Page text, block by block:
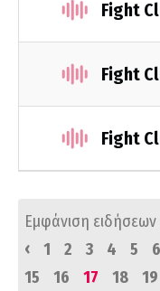
Fight
Fight
Fight
Εμφάνιση ειδήσεων
‹
1 2 3 4 5 6
15
16 17 18 19